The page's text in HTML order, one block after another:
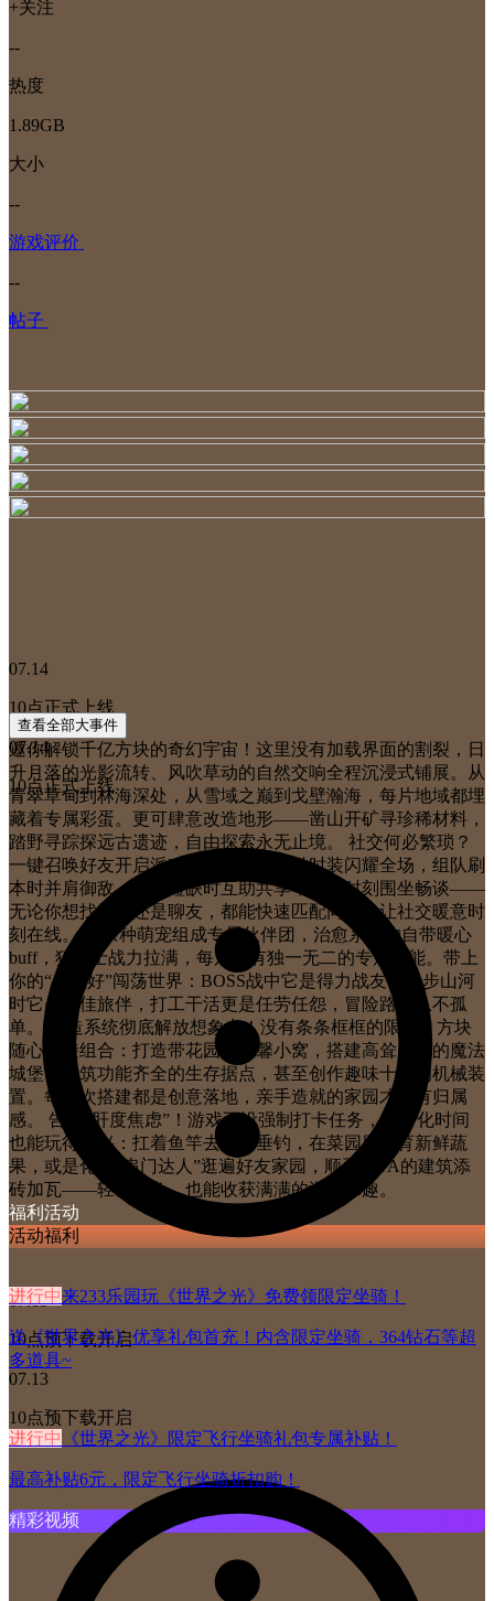
+关注
--
热度
1.89GB
大小
--
游戏评价
--
帖子
07.14
10点正式上线
07.14
10点正式上线
07.13
10点预下载开启
07.13
10点预下载开启
查看全部大事件
邀你解锁千亿方块的奇幻宇宙！这里没有加载界面的割裂，日
升月落的光影流转、风吹草动的自然交响全程沉浸式铺展。从
青翠草甸到林海深处，从雪域之巅到戈壁瀚海，每片地域都埋
藏着专属彩蛋。更可肆意改造地形——凿山开矿寻珍稀材料，
踏野寻踪探远古遗迹，自由探索永无止境。 社交何必繁琐？
一键召唤好友开启派对模式！换上潮酷时装闪耀全场，组队刷
本时并肩御敌，资源短缺时互助共享，闲暇时刻围坐畅谈——
无论你想找战友还是聊友，都能快速匹配同好，让社交暖意时
刻在线。 百余种萌宠组成专属伙伴团，治愈系萌物自带暖心
buff，狂战士战力拉满，每只都有独一无二的专属技能。带上
你的“心头好”闯荡世界：BOSS战中它是得力战友，漫步山河
时它是最佳旅伴，打工干活更是任劳任怨，冒险路上从不孤
单。 建造系统彻底解放想象力！没有条条框框的限制，方块
随心拼接组合：打造带花园的温馨小窝，搭建高耸入云的魔法
城堡，构筑功能齐全的生存据点，甚至创作趣味十足的机械装
置。每一次搭建都是创意落地，亲手造就的家园才更有归属
感。 告别“肝度焦虑”！游戏不设强制打卡任务，碎片化时间
也能玩得尽兴：扛着鱼竿去湖边垂钓，在菜园里培育新鲜蔬
果，或是化身“串门达人”逛遍好友家园，顺手帮TA的建筑添
砖加瓦——轻松摸鱼，也能收获满满的游戏乐趣。
福利活动
活动福利
进行中来233乐园玩《世界之光》免费领限定坐骑！
送《世界之光》优享礼包首充！内含限定坐骑，364钻石等超
多道具~
进行中 《世界之光》限定飞行坐骑礼包专属补贴！
最高补贴6元，限定飞行坐骑折扣购！
精彩视频